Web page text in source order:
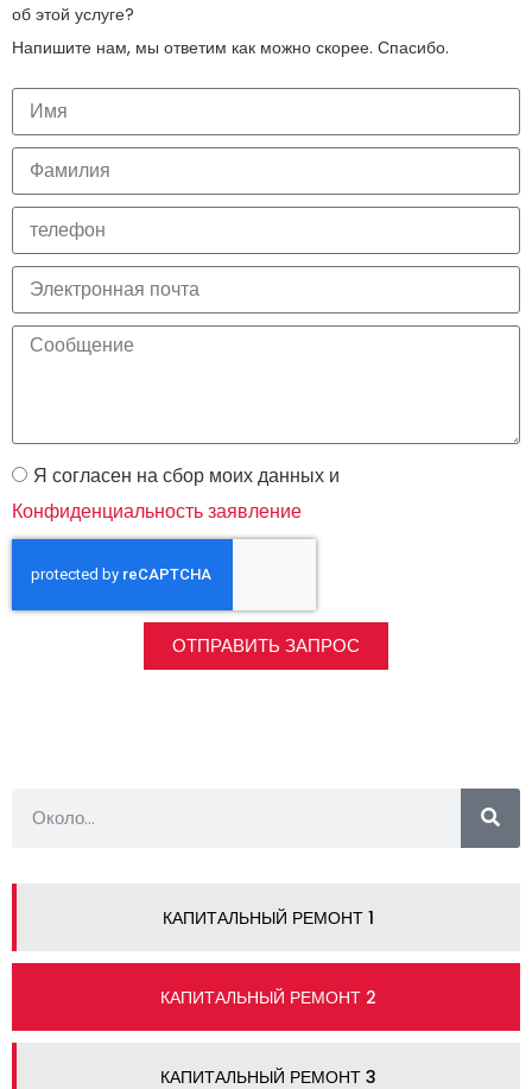
об этой услуге?
Напишите нам, мы ответим как можно скорее. Спасибо.
Я согласен на сбор моих данных и
Конфиденциальность заявление
ОТПРАВИТЬ ЗАПРОС
КАПИТАЛЬНЫЙ РЕМОНТ 1
КАПИТАЛЬНЫЙ РЕМОНТ 2
КАПИТАЛЬНЫЙ РЕМОНТ 3